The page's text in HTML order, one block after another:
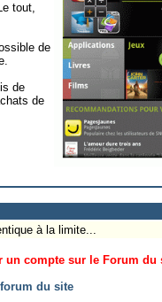
tout,
de
de
de
à la limite...
compte sur le Forum du
du site